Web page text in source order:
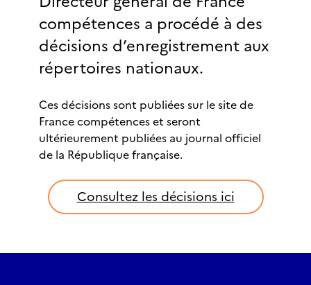
compétences a procédé à des
décisions d’enregistrement aux
répertoires nationaux.
Ces décisions sont publiées sur le site de
France compétences et seront
ultérieurement publiées au journal officiel
de la République française.
Consultez les décisions ici